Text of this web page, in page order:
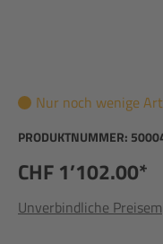
Nur noch wenige
PRODUKTNUMMER:
CHF 1’102.00*
Unverbindliche